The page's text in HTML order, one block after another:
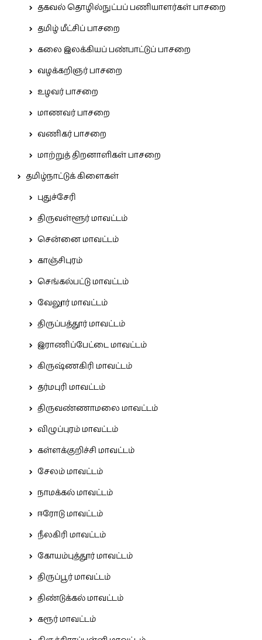
தகவல் தொழில்நுட்பப் பணியாளர்கள் பாசறை
தமிழ் மீட்சிப் பாசறை
கலை இலக்கியப் பண்பாட்டுப் பாசறை
வழக்கறிஞர் பாசறை
உழவர் பாசறை
மாணவர் பாசறை
வணிகர் பாசறை
மாற்றுத் திறனாளிகள் பாசறை
தமிழ்நாட்டுக் கிளைகள்
புதுச்சேரி
திருவள்ளூர் மாவட்டம்
சென்னை மாவட்டம்
காஞ்சிபுரம்
செங்கல்பட்டு மாவட்டம்
வேலூர் மாவட்டம்
திருப்பத்தூர் மாவட்டம்
இராணிப்பேட்டை மாவட்டம்
கிருஷ்ணகிரி மாவட்டம்
தர்மபுரி மாவட்டம்
திருவண்ணாமலை மாவட்டம்
விழுப்புரம் மாவட்டம்
கள்ளக்குறிச்சி மாவட்டம்
சேலம் மாவட்டம்
நாமக்கல் மாவட்டம்
ஈரோடு மாவட்டம்
நீலகிரி மாவட்டம்
கோயம்புத்தூர் மாவட்டம்
திருப்பூர் மாவட்டம்
திண்டுக்கல் மாவட்டம்
கரூர் மாவட்டம்